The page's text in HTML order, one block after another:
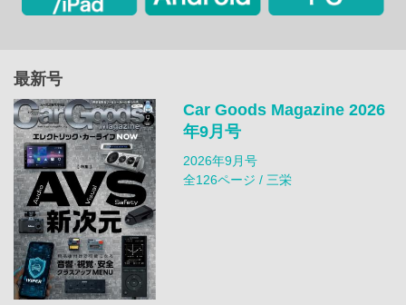
最新号
Car Goods Magazine 2026
年9月号
2026年9月号
全126ページ / 三栄